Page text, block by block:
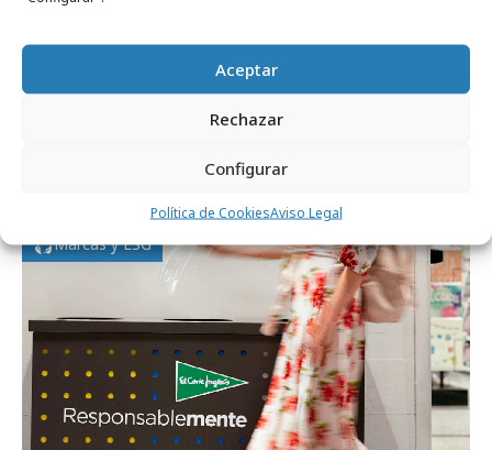
Aceptar
Rechazar
Configurar
Política de CookiesAviso Legal
Marcas y ESG